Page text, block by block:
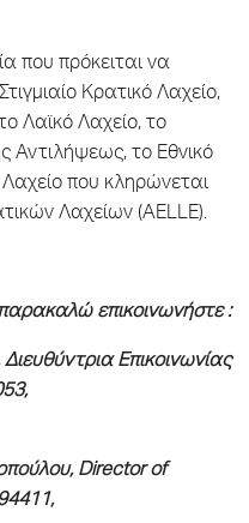
που πρόκειται να
Κρατικό Λαχείο,
Λαϊκό Λαχείο, το
Αντιλήψεως, το Εθνικό
Λαχείο που κληρώνεται
Λαχείων (ΑELLE).
επικοινωνήστε :
Επικοινωνίας
Director of